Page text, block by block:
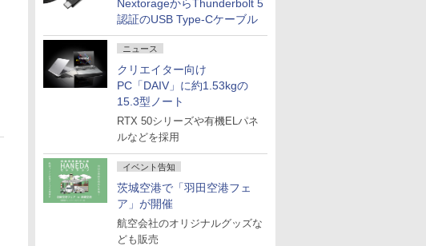
NextorageからThunderbolt 5
認証のUSB Type-Cケーブル
ニュース
クリエイター向け
PC「DAIV」に約1.53kgの
15.3型ノート
RTX 50シリーズや有機ELパネ
ルなどを採用
イベント告知
茨城空港で「羽田空港フェ
ア」が開催
航空会社のオリジナルグッズな
ども販売